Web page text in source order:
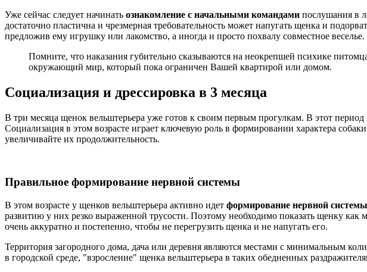
Уже сейчас следует начинать ознакомление с начальными командами послушания в
достаточно пластична и чрезмерная требовательность может напугать щенка и
предложив ему игрушку или лакомство, а иногда и просто похвалу совместное веселье.
Помните, что наказания губительно сказываются на неокрепшей психике
окружающий мир, который пока ограничен Вашей квартирой или домом.
Социализация и дрессировка в 3 месяца
В три месяца щенок вельштерьера уже готов к своим первым прогулкам. В этот
Социализация в этом возрасте играет ключевую роль в формировании характера
увеличивайте их продолжительность.
Правильное формирование нервной системы
В этом возрасте у щенков вельштерьера активно идет формирование нервной системы
развитию у них резко выраженной трусости. Поэтому необходимо показать щенку
очень аккуратно и постепенно, чтобы не перегрузить щенка и не напугать его.
Территория загородного дома, дача или деревня являются местами с минимальным
в городской среде, "взросление" щенка вельштерьера в таких обедненных